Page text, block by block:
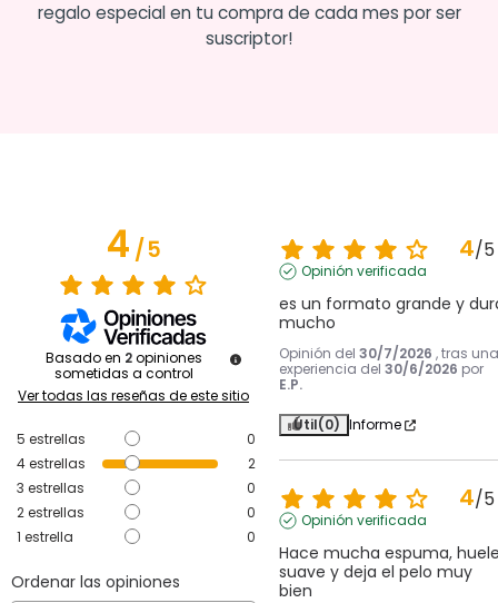
regalo especial en tu compra de cada mes por ser
suscriptor!
4/5
Basado en 2 opiniones
sometidas a control
Ver todas las reseñas de este sitio
5 estrellas
0
4estrellas
2
3 estrellas
0
2estrellas
0
1 estrella 0
Ordenar las opiniones
4/5
Opinión verificada
es un formato grande y
mucho
Opinión del 30/7/2026 , tras una
experiencia del 30/6/2026 por
E.P.
Útil(0) Informe
4/5
Opinión verificada
Hace mucha espuma,
suave y deja el pelo muy
bien